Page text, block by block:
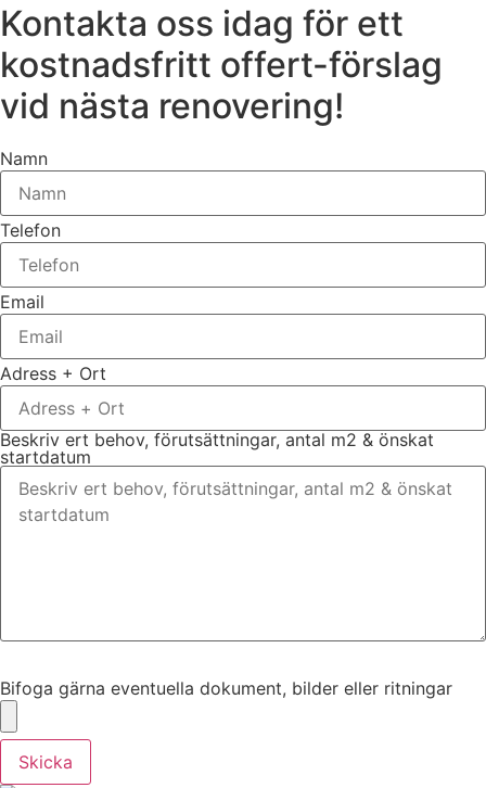
Kontakta oss idag för ett
kostnadsfritt offert-förslag
vid nästa renovering!
Namn
Telefon
Email
Adress + Ort
Beskriv ert behov, förutsättningar, antal m2 & önskat
startdatum
Bifoga gärna eventuella dokument, bilder eller ritningar
Skicka